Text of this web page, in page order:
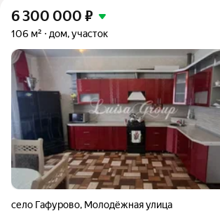
6 300 000 ₽
106 м² дом, участок
село Гафурово, Молодёжная улица